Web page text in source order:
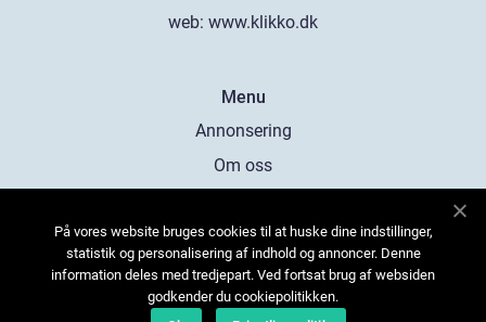
web: www.klikko.dk
Menu
Annonsering
Om oss
Kontakta oss
Sitemap
På vores website bruges cookies til at huske dine indstillinger,
statistik og personalisering af indhold og annoncer. Denne
information deles med tredjepart. Ved fortsat brug af websiden
godkender du cookiepolitikken.